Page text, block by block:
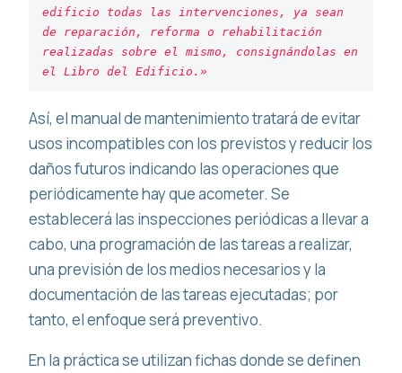
edificio todas las intervenciones, ya sean
de reparación, reforma o rehabilitación
realizadas sobre el mismo, consignándolas en
el Libro del Edificio.»
Así, el manual de mantenimiento tratará de evitar
usos incompatibles con los previstos y reducir los
daños futuros indicando las operaciones que
periódicamente hay que acometer. Se
establecerá las inspecciones periódicas a llevar a
cabo, una programación de las tareas a realizar,
una previsión de los medios necesarios y la
documentación de las tareas ejecutadas; por
tanto, el enfoque será preventivo.
En la práctica se utilizan fichas donde se definen